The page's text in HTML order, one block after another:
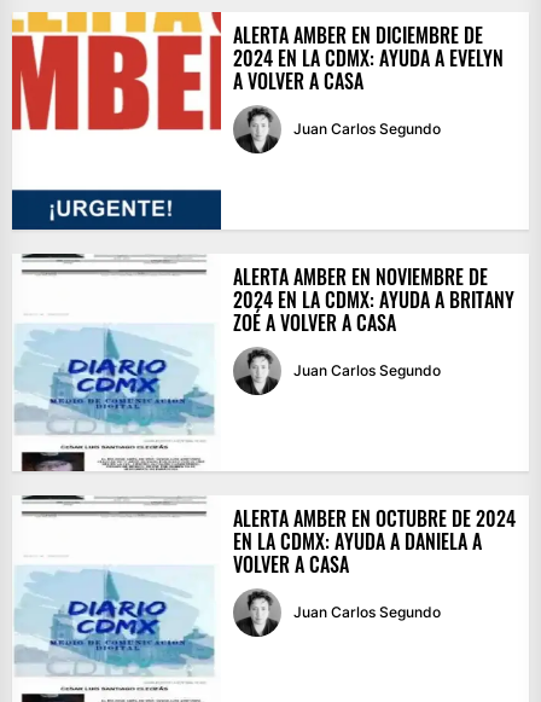
ALERTA AMBER EN DICIEMBRE DE
2024 EN LA CDMX: AYUDA A EVELYN
A VOLVER A CASA
Juan Carlos Segundo
ALERTA AMBER EN NOVIEMBRE DE
2024 EN LA CDMX: AYUDA A BRITANY
ZOÉ A VOLVER A CASA
Juan Carlos Segundo
ALERTA AMBER EN OCTUBRE DE 2024
EN LA CDMX: AYUDA A DANIELA A
VOLVER A CASA
Juan Carlos Segundo